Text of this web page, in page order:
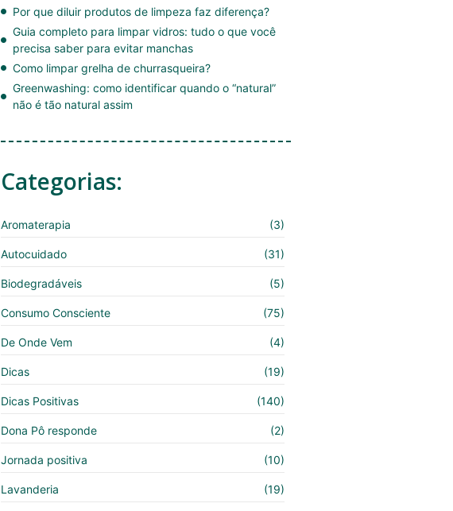
Por que diluir produtos de limpeza faz diferença?
Guia completo para limpar vidros: tudo o que você
precisa saber para evitar manchas
Como limpar grelha de churrasqueira?
Greenwashing: como identificar quando o “natural”
não é tão natural assim
Categorias:
Aromaterapia (3)
Autocuidado (31)
Biodegradáveis (5)
Consumo Consciente (75)
De Onde Vem (4)
Dicas (19)
Dicas Positivas (140)
Dona Pô responde (2)
Jornada positiva (10)
Lavanderia (19)